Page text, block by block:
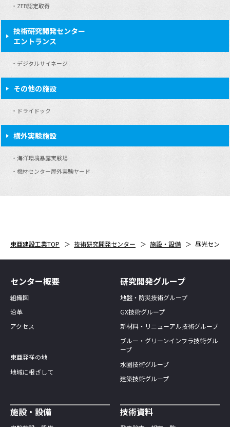
ZEB認定取得
技術研究開発センター
エントランス
デジタルサイネージ
その他の施設
ドライドック
構外実験施設
海洋環境暴露実験場
機材センター屋外実験ヤード
東亜建設工業TOP 技術研究開発センター 施設・設備 昼光センサ
センター概要
組織図
沿革
アクセス
東亜発祥の地
地域に根ざして
研究開発グループ
地盤・防災技術グループ
GX技術グループ
新材料・リニューアル技術グループ
ブルー・グリーンインフラ技術グル
ープ
水圏技術グループ
建築技術グループ
施設・設備 技術資料